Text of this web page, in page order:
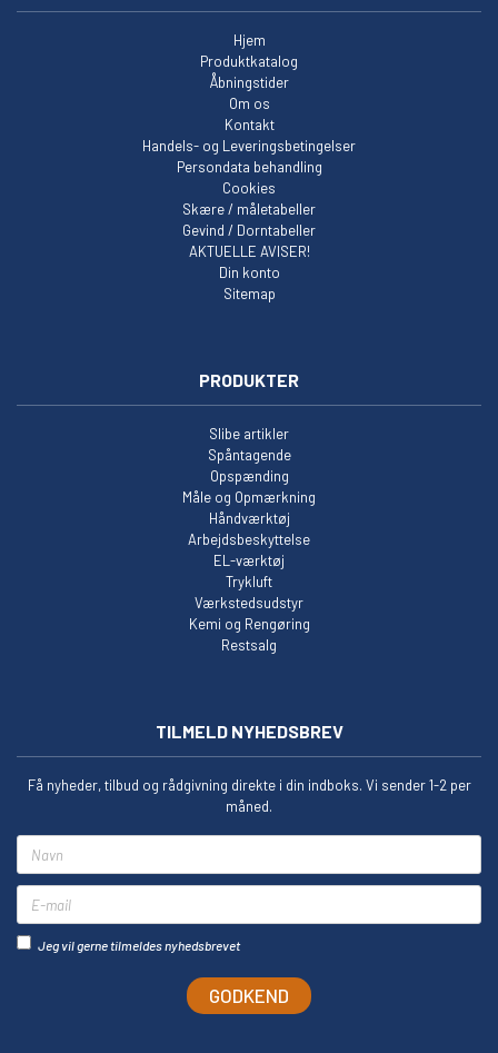
Hjem
Produktkatalog
Åbningstider
Om os
Kontakt
Handels- og Leveringsbetingelser
Persondata behandling
Cookies
Skære / måletabeller
Gevind / Dorntabeller
AKTUELLE AVISER!
Din konto
Sitemap
PRODUKTER
Slibe artikler
Spåntagende
Opspænding
Måle og Opmærkning
Håndværktøj
Arbejdsbeskyttelse
EL-værktøj
Trykluft
Værkstedsudstyr
Kemi og Rengøring
Restsalg
TILMELD NYHEDSBREV
Få nyheder, tilbud og rådgivning direkte i din indboks. Vi sender 1-2 per
måned.
Jeg vil gerne tilmeldes nyhedsbrevet
GODKEND